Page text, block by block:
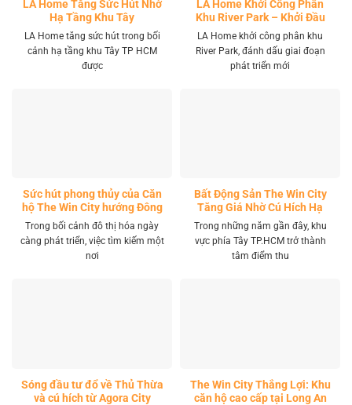
LA Home Tăng Sức Hút Nhờ
Hạ Tầng Khu Tây
LA Home tăng sức hút trong bối
cảnh hạ tầng khu Tây TP HCM
được
LA Home Khởi Công Phân
Khu River Park – Khởi Đầu
Giai Đoạn Phát Triển Mới
LA Home khởi công phân khu
River Park, đánh dấu giai đoạn
phát triển mới
Sức hút phong thủy của Căn
hộ The Win City hướng Đông
Nam
Trong bối cảnh đô thị hóa ngày
càng phát triển, việc tìm kiếm một
nơi
Bất Động Sản The Win City
Tăng Giá Nhờ Cú Hích Hạ
Tầng
Trong những năm gần đây, khu
vực phía Tây TP.HCM trở thành
tâm điểm thu
Sóng đầu tư đổ về Thủ Thừa
và cú hích từ Agora City
The Win City Thắng Lợi: Khu
căn hộ cao cấp tại Long An